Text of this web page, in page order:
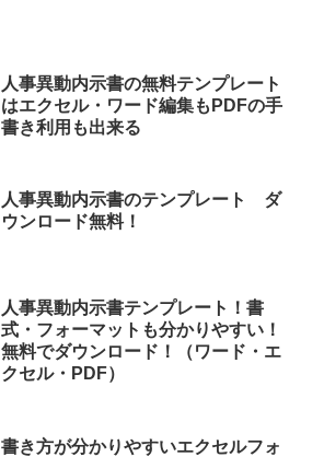
人事異動内示書の無料テンプレート
はエクセル・ワード編集もPDFの手
書き利用も出来る
人事異動内示書のテンプレート ダ
ウンロード無料！
人事異動内示書テンプレート！書
式・フォーマットも分かりやすい！
無料でダウンロード！（ワード・エ
クセル・PDF）
書き方が分かりやすいエクセルフォ